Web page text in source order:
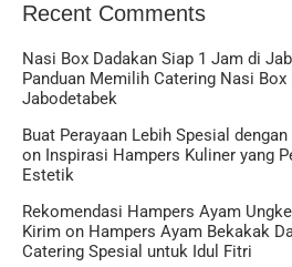
Recent Comments
Nasi Box Dadakan Siap 1 Jam di
Panduan Memilih Catering Nasi
Jabodetabek
Buat Perayaan Lebih Spesial
on Inspirasi Hampers Kuliner yang
Estetik
Rekomendasi Hampers Ayam
Kirim on Hampers Ayam Bekakak
Catering Spesial untuk Idul Fitri